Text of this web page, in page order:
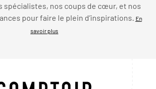
spécialistes, nos coups de cœur, et nos
pour faire le plein d’inspirations.
En
savoir plus